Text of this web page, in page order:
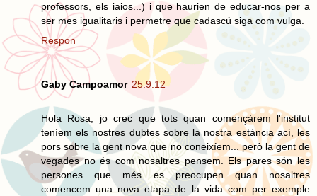
professors, els iaios...) i que haurien de educar-nos per a
ser mes igualitaris i permetre que cadascú siga com vulga.
Respon
Gaby Campoamor 25.9.12
Hola Rosa, jo crec que tots quan començàrem l'institut
teníem els nostres dubtes sobre la nostra estància ací, les
pors sobre la gent nova que no coneixíem... però la gent de
vegades no és com nosaltres pensem. Els pares són les
persones que més es preocupen quan nosaltres
comencem una nova etapa de la vida com per exemple